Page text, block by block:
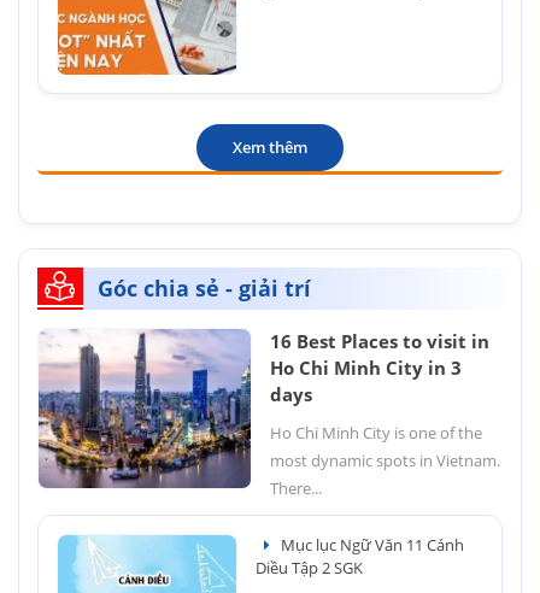
Xem thêm
Góc chia sẻ - giải trí
16 Best Places to visit in
Ho Chi Minh City in 3
days
Ho Chi Minh City is one of the
most dynamic spots in Vietnam.
There...
Mục lục Ngữ Văn 11 Cánh
Diều Tập 2 SGK